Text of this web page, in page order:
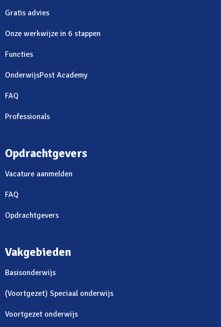
Gratis advies
Onze werkwijze in 6 stappen
Functies
OnderwijsPost Academy
FAQ
Professionals
Opdrachtgevers
Vacature aanmelden
FAQ
Opdrachtgevers
Vakgebieden
Basisonderwijs
(Voortgezet) Speciaal onderwijs
Voortgezet onderwijs